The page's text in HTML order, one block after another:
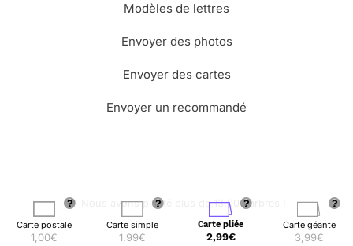
Carte postale
1,00€
Carte simple
1,99€
Carte pliée
2,99€
Carte géante
3,99€
Modèles de lettres
Envoyer des photos
Envoyer des cartes
Envoyer un recommandé
🌳 Nous avons planté plus de 13.000 arbres !